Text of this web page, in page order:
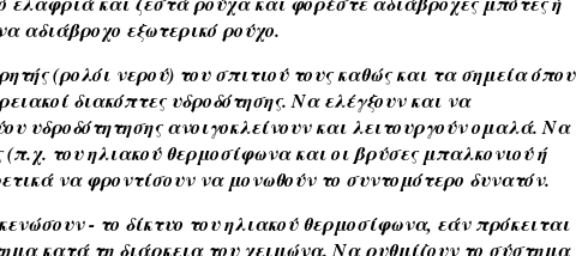
αδιάβροχο εξωτερικό ρούχο.
(ρολόι νερού) του σπιτιού τους καθώς και τα σημεία όπου
διακόπτες υδροδότησης. Να ελέγξουν και να
υδροδότητησης ανοιγοκλείνουν και λειτουργούν ομαλά. Να
(π.χ. του ηλιακού θερμοσίφωνα και οι βρύσες μπαλκονιού ή
να φροντίσουν να μονωθούν το συντομότερο δυνατόν.
- το δίκτυο του ηλιακού θερμοσίφωνα, εάν πρόκειται
κατά τη διάρκεια του χειμώνα. Να ρυθμίζουν το σύστημα